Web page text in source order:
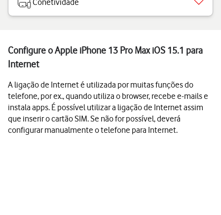
Conetividade
Configure o Apple iPhone 13 Pro Max iOS 15.1 para
Internet
A ligação de Internet é utilizada por muitas funções do
telefone, por ex., quando utiliza o browser, recebe e-mails e
instala apps. É possível utilizar a ligação de Internet assim
que inserir o cartão SIM. Se não for possível, deverá
configurar manualmente o telefone para Internet.